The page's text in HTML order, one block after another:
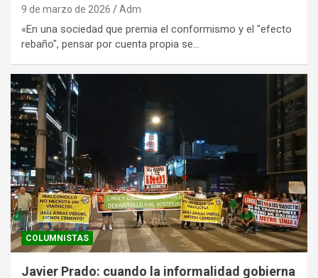
9 de marzo de 2026 Adm
«En una sociedad que premia el conformismo y el "efecto
rebaño", pensar por cuenta propia se…
COLUMNISTAS
Javier Prado: cuando la informalidad gobierna